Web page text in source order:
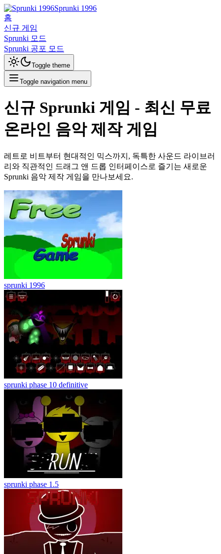
Sprunki 1996
홈
신규 게임
Sprunki 모드
Sprunki 공포 모드
Toggle theme
Toggle navigation menu
신규 Sprunki 게임 - 최신 무료
온라인 음악 제작 게임
레트로 비트부터 현대적인 믹스까지, 독특한 사운드 라이브러
리와 직관적인 드래그 앤 드롭 인터페이스로 즐기는 새로운
Sprunki 음악 제작 게임을 만나보세요.
sprunki 1996
sprunki phase 10 definitive
sprunki phase 1.5